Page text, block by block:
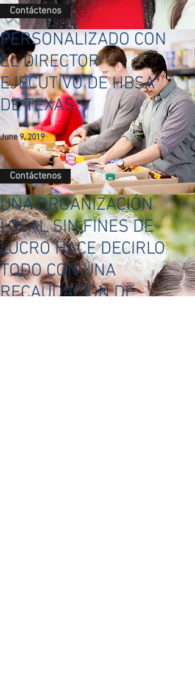
Contáctenos
PERSONALIZADO CON
EL DIRECTOR
EJECUTIVO DE HBSA
DE TEXAS
June 9, 2019
Contáctenos
UNA ORGANIZACIÓN
LOCAL SIN FINES DE
LUCRO HACE DECIRLO
TODO CON UNA
RECAUDACIÓN DE